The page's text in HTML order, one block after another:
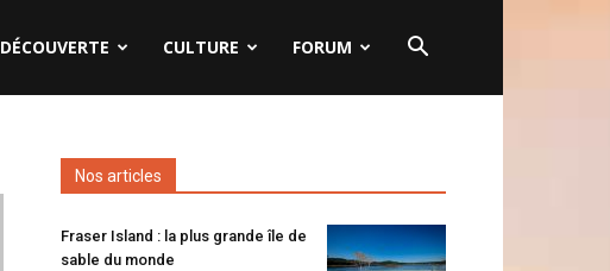
DÉCOUVERTE CULTURE FORUM
Nos articles
Fraser Island : la plus grande île de
sable du monde